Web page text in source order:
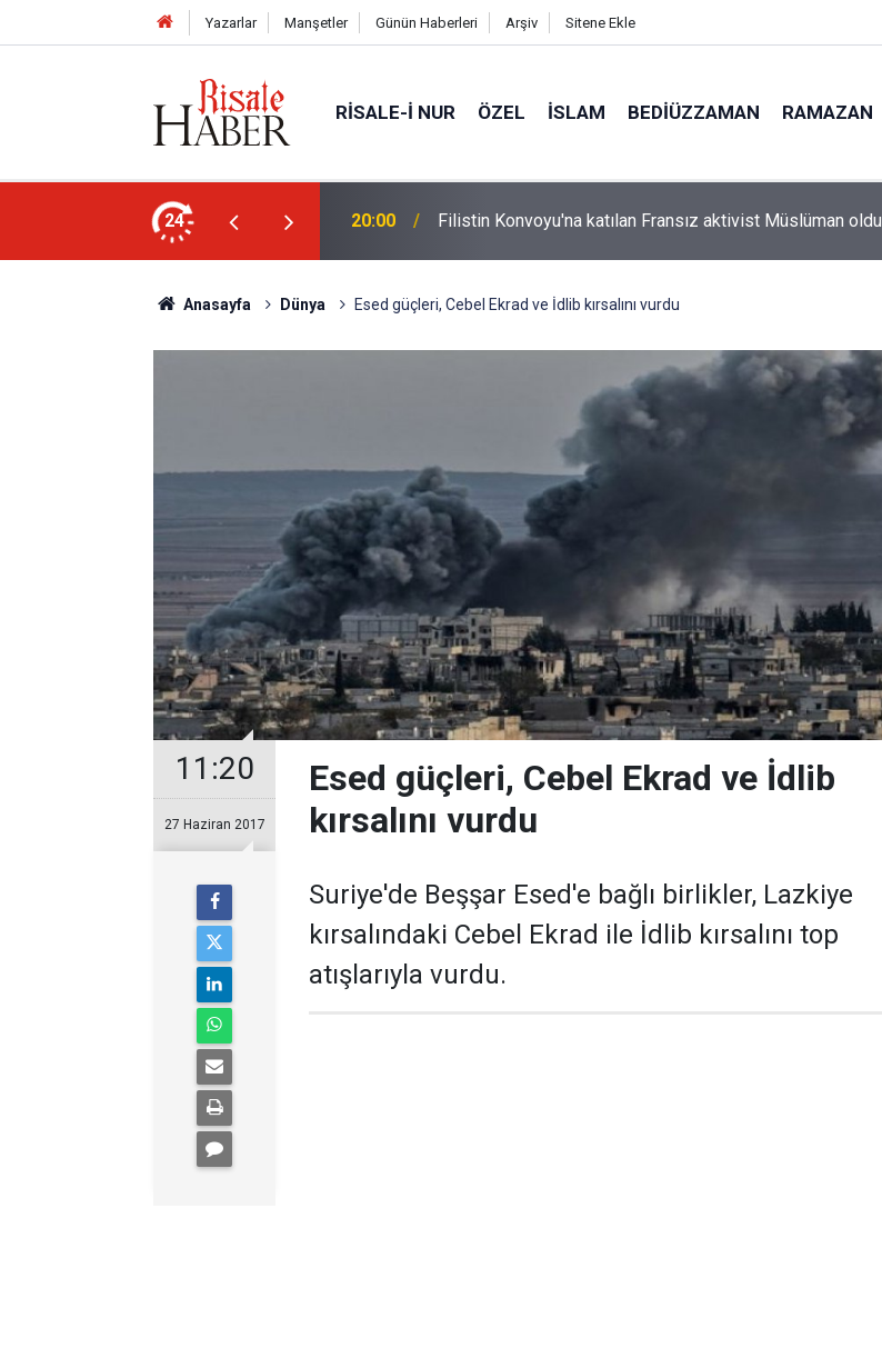
Yazarlar Manşetler Günün Haberleri Arşiv Sitene Ekle
RISALE-I NUR ÖZEL İSLAM BEDIÜZZAMAN RAMAZAN
24
Nursi'yi üstü çamurlu
20:00 Filistin Konvoyu'na katılan Fransız aktivist Müslüman oldu
Anasayfa Dünya Esed güçleri, Cebel Ekrad ve İdlib kırsalını vurdu
11:20
27 Haziran 2017
Esed güçleri, Cebel Ekrad ve İdlib
kırsalını vurdu
Suriye'de Beşşar Esed'e bağlı birlikler, Lazkiye
kırsalındaki Cebel Ekrad ile İdlib kırsalını top
atışlarıyla vurdu.